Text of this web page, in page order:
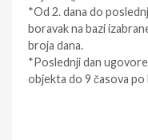
*Od 2. dana do
boravak na bazi
broja dana.
*Poslednji dan
objekta do 9 časova